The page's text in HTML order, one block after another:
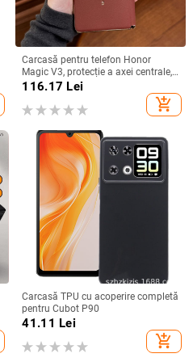
Carcasă pentru telefon Honor
Magic V3, protecție a axei centrale,
noul model Magic V5, husă ușoară
electroplacare, anti-cădere
116.17 Lei
add_shopping_cart
Carcasă TPU cu acoperire completă
pentru Cubot P90
41.11 Lei
add_shopping_cart